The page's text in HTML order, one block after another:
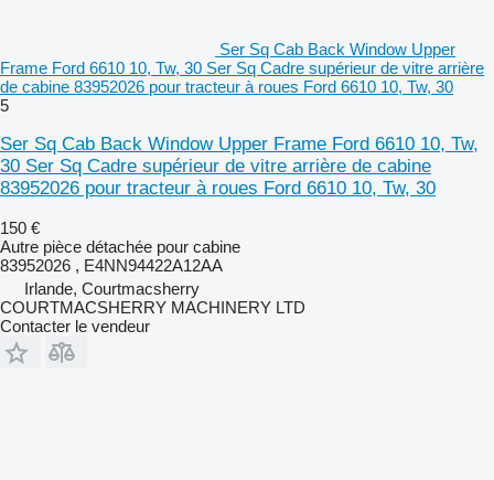
Ser Sq Cab Back Window Upper
Frame Ford 6610 10, Tw, 30 Ser Sq Cadre supérieur de vitre arrière
de cabine 83952026 pour tracteur à roues Ford 6610 10, Tw, 30
5
Ser Sq Cab Back Window Upper Frame Ford 6610 10, Tw,
30 Ser Sq Cadre supérieur de vitre arrière de cabine
83952026 pour tracteur à roues Ford 6610 10, Tw, 30
150 €
Autre pièce détachée pour cabine
83952026 , E4NN94422A12AA
Irlande, Courtmacsherry
COURTMACSHERRY MACHINERY LTD
Contacter le vendeur